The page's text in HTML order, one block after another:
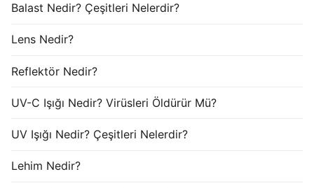
Balast Nedir? Çeşitleri Nelerdir?
Lens Nedir?
Reflektör Nedir?
UV-C Işığı Nedir? Virüsleri Öldürür Mü?
UV Işığı Nedir? Çeşitleri Nelerdir?
Lehim Nedir?